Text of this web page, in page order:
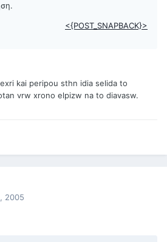
<{POST_SNAPBACK}>
kai peripou sthn idia selida to
vrw xrono elpizw na to diavasw.
2005